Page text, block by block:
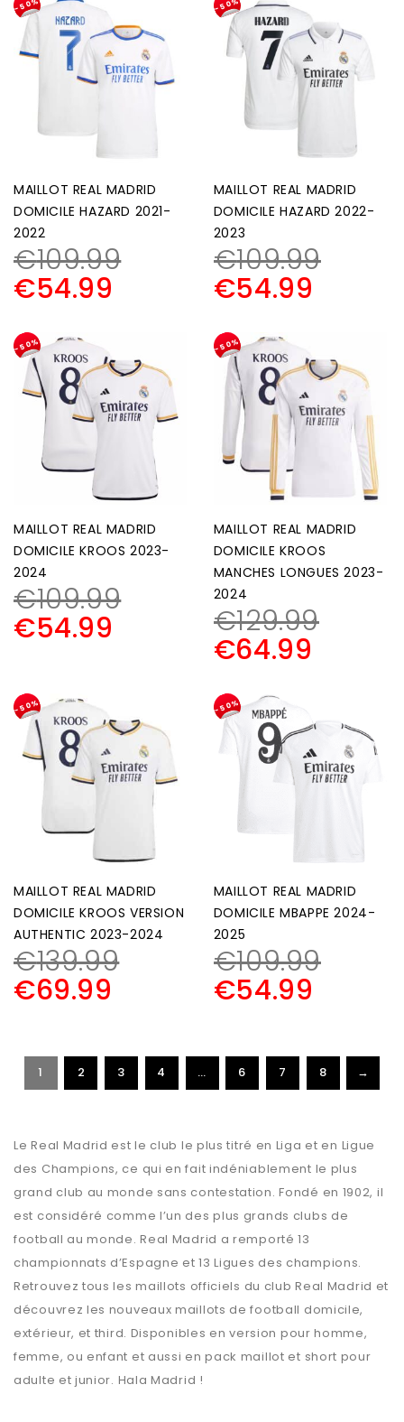
-50%
MAILLOT REAL MADRID
DOMICILE HAZARD 2021-
2022
€109.99
€54.99
-50%
MAILLOT REAL MADRID
DOMICILE HAZARD 2022-
2023
€109.99
€54.99
-50%
MAILLOT REAL MADRID
DOMICILE KROOS 2023-
2024
€109.99
€54.99
-50%
MAILLOT REAL MADRID
DOMICILE KROOS
MANCHES LONGUES 2023-
2024
€129.99
€64.99
-50%
MAILLOT REAL MADRID
DOMICILE KROOS VERSION
AUTHENTIC 2023-2024
€139.99
€69.99
-50%
MAILLOT REAL MADRID
DOMICILE MBAPPE 2024-
2025
€109.99
€54.99
1 2 3 4 … 6 7 8 →
Le Real Madrid est le club le plus titré en Liga et en Ligue
des Champions, ce qui en fait indéniablement le plus
grand club au monde sans contestation. Fondé en 1902, il
est considéré comme l’un des plus grands clubs de
football au monde. Real Madrid a remporté 13
championnats d’Espagne et 13 Ligues des champions.
Retrouvez tous les maillots officiels du club Real Madrid et
découvrez les nouveaux maillots de football domicile,
extérieur, et third. Disponibles en version pour homme,
femme, ou enfant et aussi en pack maillot et short pour
adulte et junior. Hala Madrid !